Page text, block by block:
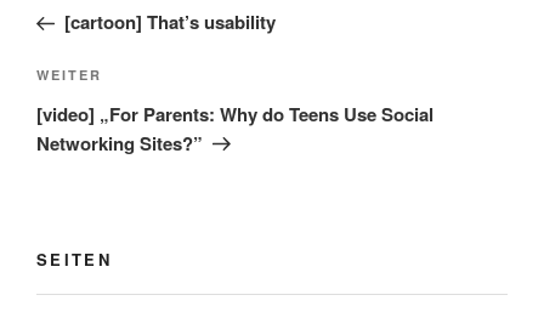
Beitrag[cartoon] That’s usability
Nächster
Beitrag
WEITER
[video] „For Parents: Why do Teens Use Social
Networking Sites?”
SEITEN